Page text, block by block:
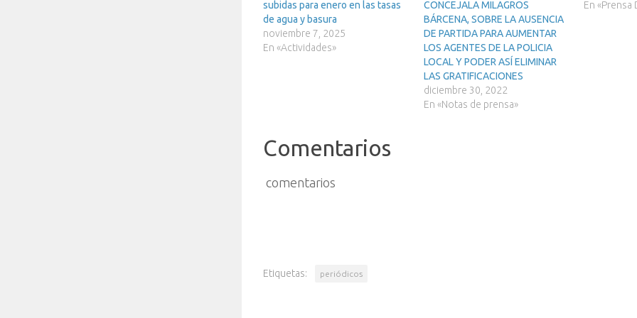
subidas para enero en las tasas
de agua y basura
noviembre 7, 2025
En «Actividades»
CONCEJALA MILAGROS
BÁRCENA, SOBRE LA AUSENCIA
DE PARTIDA PARA AUMENTAR
LOS AGENTES DE LA POLICIA
LOCAL Y PODER ASÍ ELIMINAR
LAS GRATIFICACIONES
diciembre 30, 2022
En «Notas de prensa»
En «Prensa
Comentarios
comentarios
Etiquetas: periódicos